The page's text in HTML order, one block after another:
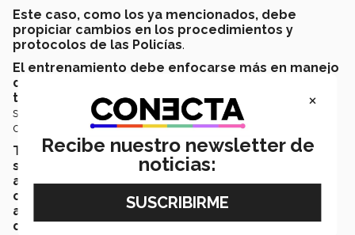
Este caso, como los ya mencionados, debe
propiciar cambios en los procedimientos y
protocolos de las Policías.
El entrenamiento debe enfocarse más en manejo
de conflictos para bajar su intensidad y menos en
tácticas militarizadas que reducen el tiempo en que
se pasa de un nivel de alerta al siguiente en las
confrontaciones.
También tienen que revisarse muchas
suposiciones relacionadas con la raza
asumir que todos los hombres negros
corpulentos, aunque estén desarmados, son una
amenaza, lo que justifica el uso
desproporcionado de la fuerza.
×
Recibe nuestro newsletter de
noticias: